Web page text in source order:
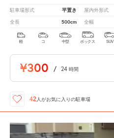
駐車場形式 平置き 屋内外形式
全長 500cm 全幅
軽 コ 中型 ボックス SUV
¥300 / 24 時間
42 人がお気に入りの駐車場